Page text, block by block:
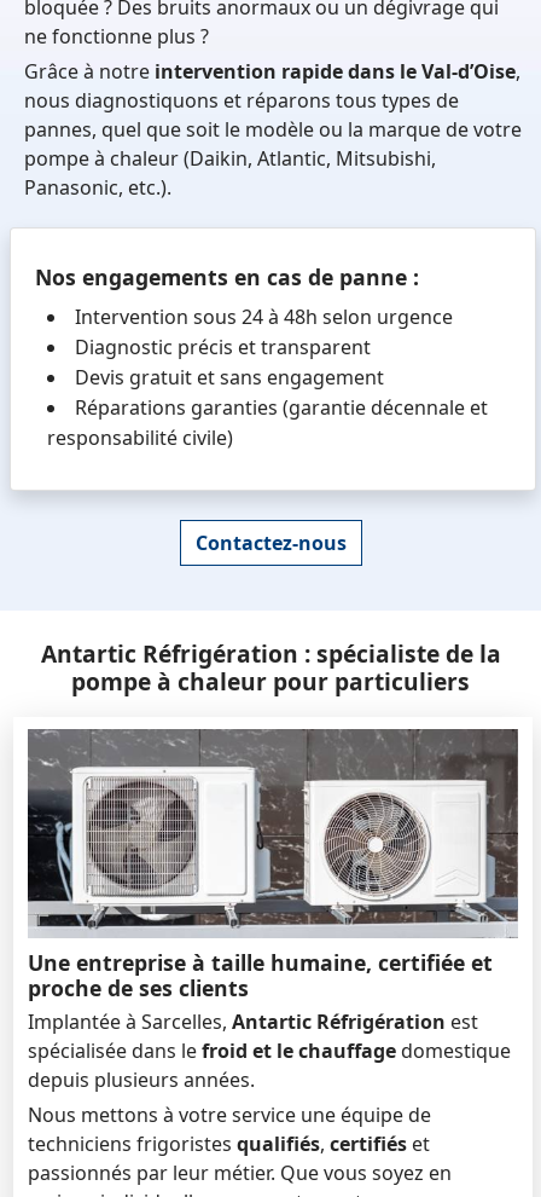
bloquée ? Des bruits anormaux ou un dégivrage qui
ne fonctionne plus ?
Grâce à notre intervention rapide dans le Val-d’Oise,
nous diagnostiquons et réparons tous types de
pannes, quel que soit le modèle ou la marque de votre
pompe à chaleur (Daikin, Atlantic, Mitsubishi,
Panasonic, etc.).
Nos engagements en cas de panne :
Intervention sous 24 à 48h selon urgence
Diagnostic précis et transparent
Devis gratuit et sans engagement
Réparations garanties (garantie décennale et
responsabilité civile)
Contactez-nous
Antartic Réfrigération : spécialiste de la
pompe à chaleur pour particuliers
Une entreprise à taille humaine, certifiée et
proche de ses clients
Implantée à Sarcelles, Antartic Réfrigération est
spécialisée dans lefroid et le chauffagedomestique
depuis plusieurs années.
Nous mettons à votre service une équipe de
techniciens frigoristes qualifiés, certifiés et
passionnés par leur métier. Que vous soyez en